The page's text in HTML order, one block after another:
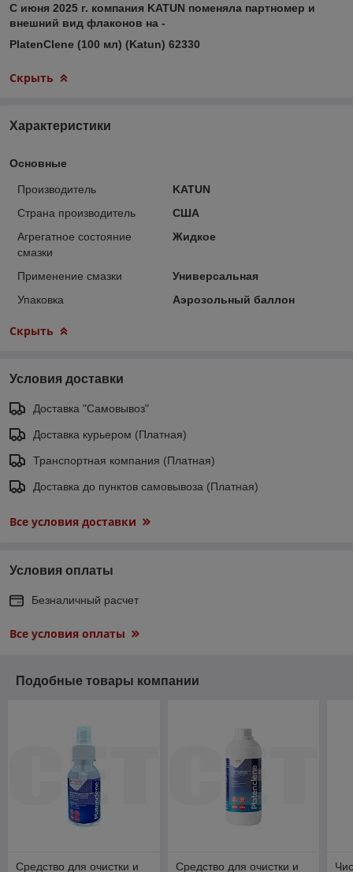
С июня 2025 г. компания KATUN поменяла партномер и
внешний вид флаконов на -
PlatenClene (100 мл) (Katun) 62330
Скрыть
Характеристики
Основные
Производитель
KATUN
Страна производитель
США
Агрегатное состояние
смазки
Жидкое
Применение смазки
Универсальная
Упаковка
Аэрозольный баллон
Скрыть
Условия доставки
Доставка "Самовывоз"
Доставка курьером (Платная)
Транспортная компания (Платная)
Доставка до пунктов самовывоза (Платная)
Все условия доставки
Условия оплаты
Безналичный расчет
Все условия оплаты
Подобные товары компании
Средство для очистки и
Средство для очистки и